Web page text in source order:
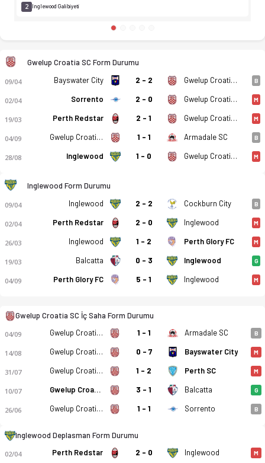
Gwelup Croatia SC - Inglewood United 0-2 bitti. Gol
2 Inglewood Galibiyeti
Gwelup Croatia SC Form Durumu
09/04 Bayswater City 2 - 2 Gwelup Croatia SC B
02/04 Sorrento 2 - 0 Gwelup Croatia SC M
19/03 Perth Redstar 2 - 1 Gwelup Croatia SC M
04/09 Gwelup Croatia SC 1 - 1 Armadale SC B
28/08 Inglewood 1 - 0 Gwelup Croatia SC M
Inglewood Form Durumu
09/04 Inglewood 2 - 2 Cockburn City B
02/04 Perth Redstar 2 - 0 Inglewood M
26/03 Inglewood 1 - 2 Perth Glory FC M
19/03 Balcatta 0 - 3 Inglewood G
04/09 Perth Glory FC 5 - 1 Inglewood M
Gwelup Croatia SC İç Saha Form Durumu
04/09 Gwelup Croatia SC 1 - 1 Armadale SC B
14/08 Gwelup Croatia SC 0 - 7 Bayswater City M
31/07 Gwelup Croatia SC 1 - 2 Perth SC M
10/07 Gwelup Croatia SC 3 - 1 Balcatta G
26/06 Gwelup Croatia SC 1 - 1 Sorrento B
Inglewood Deplasman Form Durumu
02/04 Perth Redstar 2 - 0 Inglewood M